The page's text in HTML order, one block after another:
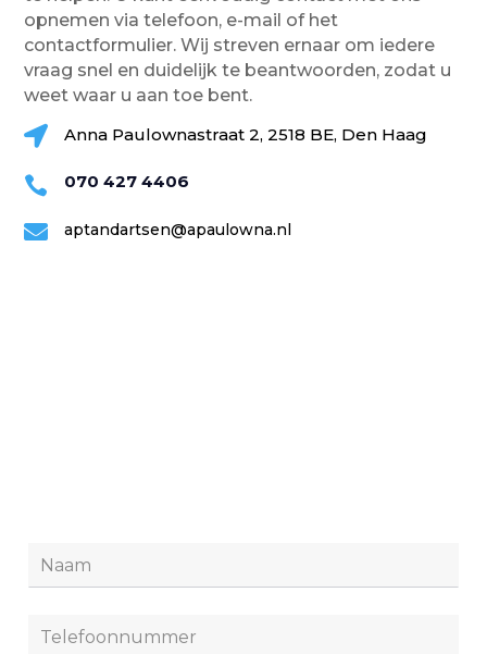
opnemen via telefoon, e-mail of het
contactformulier. Wij streven ernaar om iedere
vraag snel en duidelijk te beantwoorden, zodat u
weet waar u aan toe bent.
 Anna Paulownastraat 2, 2518 BE, Den Haag
 070 427 4406
 aptandartsen@apaulowna.nl
this